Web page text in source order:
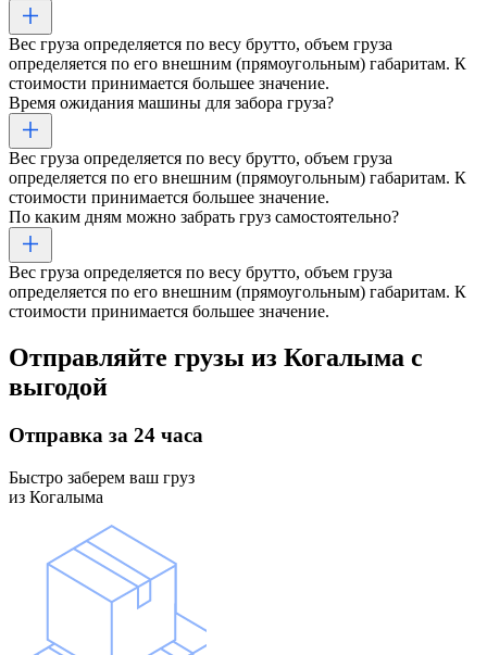
Вес груза определяется по весу брутто, объем груза
определяется по его внешним (прямоугольным) габаритам. К
стоимости принимается большее значение.
Время ожидания машины для забора груза?
Вес груза определяется по весу брутто, объем груза
определяется по его внешним (прямоугольным) габаритам. К
стоимости принимается большее значение.
По каким дням можно забрать груз самостоятельно?
Вес груза определяется по весу брутто, объем груза
определяется по его внешним (прямоугольным) габаритам. К
стоимости принимается большее значение.
Отправляйте грузы из Когалыма с
выгодой
Отправка за 24 часа
Быстро заберем ваш груз
из Когалыма